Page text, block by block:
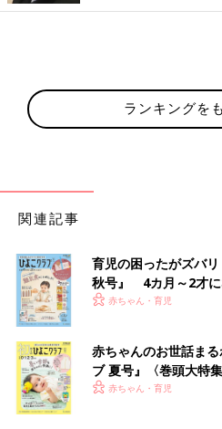
ランキングを
関連記事
育児の困ったがズバ
秋号』 4カ月～2才に
いっぱい！
赤ちゃん・育児
赤ちゃんのお世話ま
ブ 夏号』〈巻頭大特
く！ おっぱい・ミル
赤ちゃん・育児